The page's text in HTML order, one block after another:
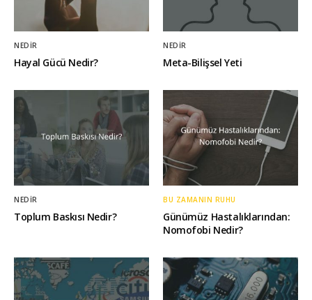
NEDIR
Hayal Gücü Nedir?
NEDIR
Meta-Bilişsel Yeti
NEDIR
Toplum Baskısı Nedir?
BU ZAMANIN RUHU
Günümüz Hastalıklarından:
Nomofobi Nedir?